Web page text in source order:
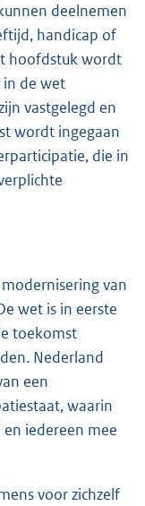
deelnemen
handicap of
hoofdstuk wordt
in de wet
vastgelegd en
wordt ingegaan
die in
van
wet is in eerste
toekomst
Nederland
een
waarin
iedereen mee
voor zichzelf